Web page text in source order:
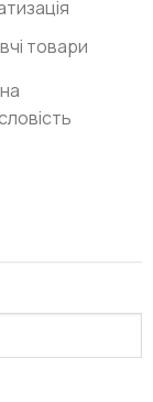
товари